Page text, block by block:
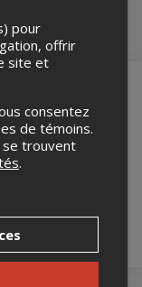
pas un
pour
offrir
site et
consentez
de témoins.
se trouvent
.